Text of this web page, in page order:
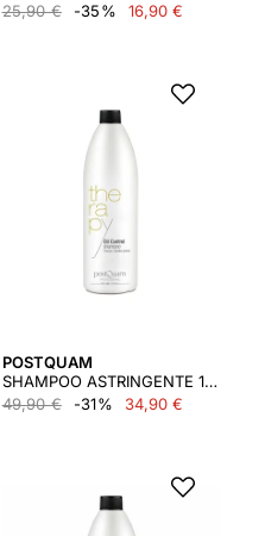
25,90 €
-35% 16,90 €
POSTQUAM
SHAMPOO ASTRINGENTE 1000 ML.
49,90 €
-31% 34,90 €